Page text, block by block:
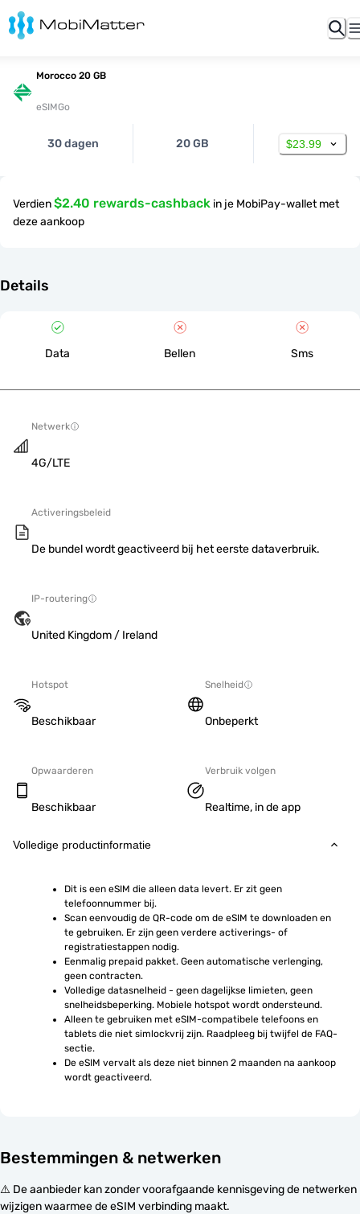
Morocco 20 GB
eSIMGo
30 dagen 20 GB $23.99
Verdien$2.40 rewards-cashback in je MobiPay-wallet met
deze aankoop
Details
Data Bellen Sms
Netwerk
4G/LTE
Activeringsbeleid
De bundel wordt geactiveerd bij het eerste dataverbruik.
IP-routering
United Kingdom / Ireland
Hotspot
Beschikbaar
Snelheid
Onbeperkt
Opwaarderen
Beschikbaar
Verbruik volgen
Realtime, in de app
Volledige productinformatie
Dit is een eSIM die alleen data levert. Er zit geen
telefoonnummer bij.
Scan eenvoudig de QR-code om de eSIM te downloaden en
te gebruiken. Er zijn geen verdere activerings- of
registratiestappen nodig.
Eenmalig prepaid pakket. Geen automatische verlenging,
geen contracten.
Volledige datasnelheid - geen dagelijkse limieten, geen
snelheidsbeperking. Mobiele hotspot wordt ondersteund.
Alleen te gebruiken met eSIM-compatibele telefoons en
tablets die niet simlockvrij zijn. Raadpleeg bij twijfel de FAQ-
sectie.
De eSIM vervalt als deze niet binnen 2 maanden na aankoop
wordt geactiveerd.
Bestemmingen & netwerken
⚠️ De aanbieder kan zonder voorafgaande kennisgeving de netwerken
wijzigen waarmee de eSIM verbinding maakt.